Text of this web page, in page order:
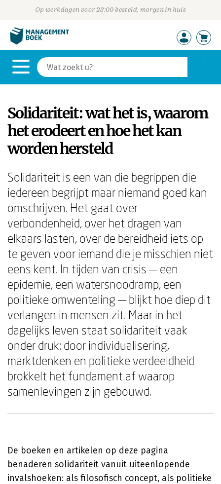
Op werkdagen voor 23:00 besteld, morgen in huis
Solidariteit: wat het is, waarom
het erodeert en hoe het kan
worden hersteld
Solidariteit is een van die begrippen die
iedereen begrijpt maar niemand goed kan
omschrijven. Het gaat over
verbondenheid, over het dragen van
elkaars lasten, over de bereidheid iets op
te geven voor iemand die je misschien niet
eens kent. In tijden van crisis — een
epidemie, een watersnoodramp, een
politieke omwenteling — blijkt hoe diep dit
verlangen in mensen zit. Maar in het
dagelijks leven staat solidariteit vaak
onder druk: door individualisering,
marktdenken en politieke verdeeldheid
brokkelt het fundament af waarop
samenlevingen zijn gebouwd.
De boeken en artikelen op deze pagina
benaderen solidariteit vanuit uiteenlopende
invalshoeken: als filosofisch concept, als politieke